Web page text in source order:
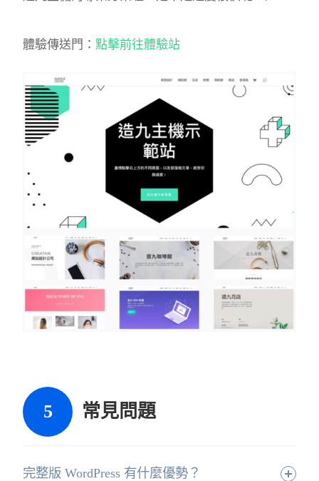
體驗傳送門： 點擊前往體驗站
常見問題
完整版 WordPress 有什麼優勢？